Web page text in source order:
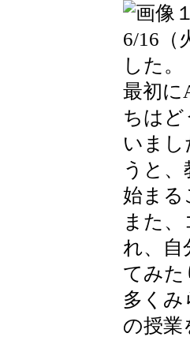
6/16（
した。
最初に
ちは
いまし
うと
始まる
また
れ、自
てみた
多くみ
の授業